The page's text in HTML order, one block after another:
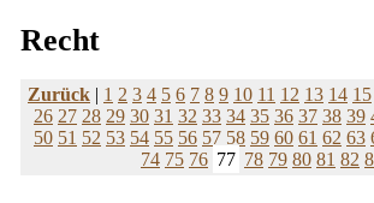
Recht
Zurück | 1 2 3 4 5 6 7 8 9 10 11 12 13 14 15
26 27 28 29 30 31 32 33 34 35 36 37 38 39
50 51 52 53 54 55 56 57 58 59 60 61 62 63
74 75 76 77 78 79 80 81 82